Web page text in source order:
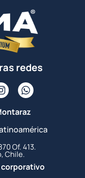
Of. 413.
Chile.
redes